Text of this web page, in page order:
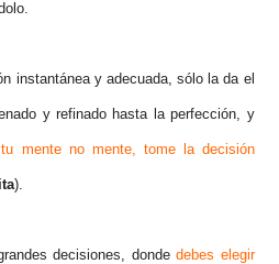
instantánea y adecuada, sólo la da el
y refinado hasta la perfección, y
mente no mente, tome la decisión
).
decisiones, dondedebes elegir